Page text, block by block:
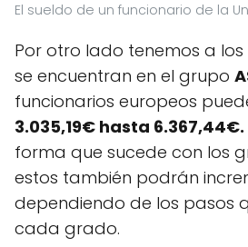
El sueldo de un funcionario de la
Por otro lado tenemos a
se encuentran en el grupo
funcionarios europeos
3.035,19€ hasta 6.367,44€.
forma que sucede con los
estos también podrán
dependiendo de los pasos
cada grado.